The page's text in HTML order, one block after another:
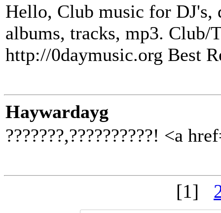
Hello, Club music for DJ's,
albums, tracks, mp3. Club/
http://0daymusic.org Best
Haywardayg
???????,??????????! <a
[1]